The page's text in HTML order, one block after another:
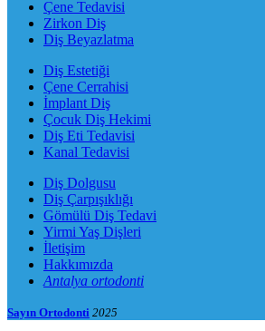
Çene Tedavisi
Zirkon Diş
Diş Beyazlatma
Diş Estetiği
Çene Cerrahisi
İmplant Diş
Çocuk Diş Hekimi
Diş Eti Tedavisi
Kanal Tedavisi
Diş Dolgusu
Diş Çarpışıklığı
Gömülü Diş Tedavi
Yirmi Yaş Dişleri
İletişim
Hakkımızda
Antalya ortodonti
Sayın Ortodonti 2025